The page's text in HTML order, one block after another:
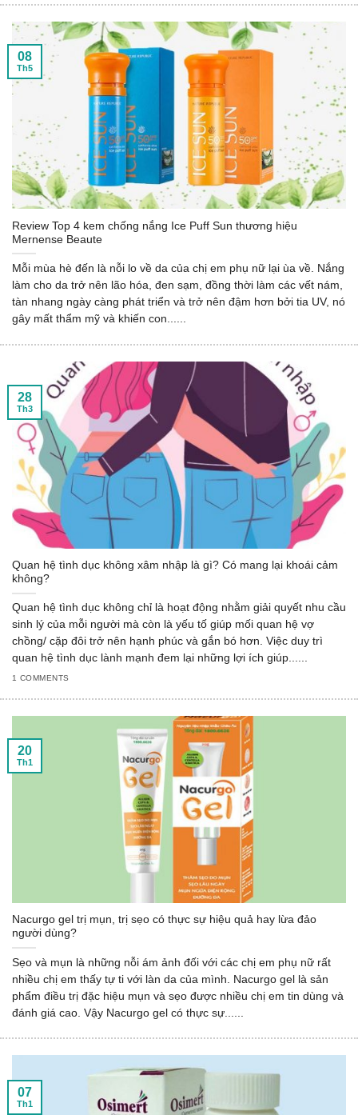
Review Top 4 kem chống nắng Ice Puff Sun thương hiệu
Mernense Beaute
Mỗi mùa hè đến là nỗi lo về da của chị em phụ nữ lại ùa về. Nắng
làm cho da trở nên lão hóa, đen sạm, đồng thời làm các vết nám,
tàn nhang ngày càng phát triển và trở nên đậm hơn bởi tia UV, nó
gây mất thẩm mỹ và khiến con......
08
Th5
Quan hệ tình dục không xâm nhập là gì? Có mang lại khoái cảm
không?
Quan hệ tình dục không chỉ là hoạt động nhằm giải quyết nhu cầu
sinh lý của mỗi người mà còn là yếu tố giúp mối quan hệ vợ
chồng/ cặp đôi trở nên hạnh phúc và gắn bó hơn. Việc duy trì
quan hệ tình dục lành mạnh đem lại những lợi ích giúp......
1 COMMENTS
28
Th3
Nacurgo gel trị mụn, trị sẹo có thực sự hiệu quả hay lừa đảo
người dùng?
Sẹo và mụn là những nỗi ám ảnh đối với các chị em phụ nữ rất
nhiều chị em thấy tự ti với làn da của mình. Nacurgo gel là sản
phẩm điều trị đặc hiệu mụn và sẹo được nhiều chị em tin dùng và
đánh giá cao. Vậy Nacurgo gel có thực sự......
20
Th1
07
Th1